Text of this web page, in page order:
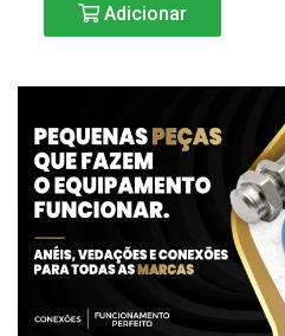
Adicionar